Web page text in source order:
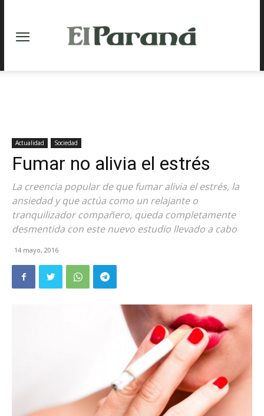
Actualidad Sociedad
Fumar no alivia el estrés
La creencia popular de que fumar alivia el estrés, la
ansiedad y que actúa como un relajante o
tranquilizador compañero, queda completamente
desmentida con este nuevo estudio llevado a cabo
14 mayo, 2016